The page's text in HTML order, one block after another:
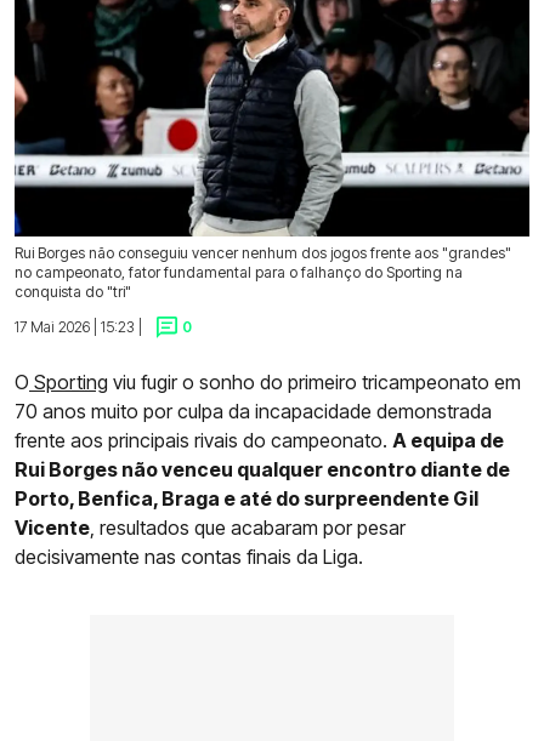
Rui Borges não conseguiu vencer nenhum dos jogos frente aos "grandes"
no campeonato, fator fundamental para o falhanço do Sporting na
conquista do "tri"
17 Mai 2026 | 15:23 |
0
O Sporting viu fugir o sonho do primeiro tricampeonato em
70 anos muito por culpa da incapacidade demonstrada
frente aos principais rivais do campeonato. A equipa de
Rui Borges não venceu qualquer encontro diante de
Porto, Benfica, Braga e até do surpreendente Gil
Vicente, resultados que acabaram por pesar
decisivamente nas contas finais da Liga.